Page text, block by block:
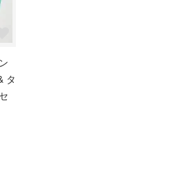
タ